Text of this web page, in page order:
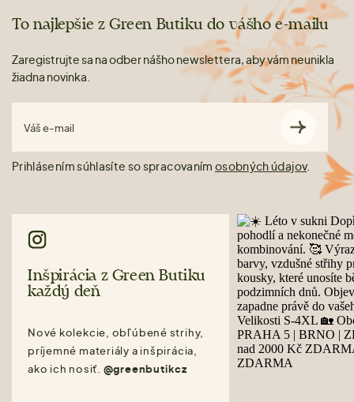
To najlepšie z Green Butiku do vášho e-mailu
Zaregistrujte sa na odber nášho newslettera, aby vám neunikla
žiadna novinka.
Váš e-mail
Prihlásením súhlasíte so spracovaním osobných údajov.
Inšpirácia z Green Butiku
každý deň
Nové kolekcie, obľúbené strihy,
príjemné materiály a inšpirácia,
ako ich nosiť. @greenbutikcz